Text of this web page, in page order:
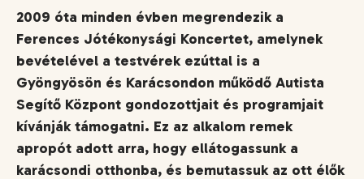
2009 óta minden évben megrendezik a
Ferences Jótékonysági Koncertet, amelynek
bevételével a testvérek ezúttal is a
Gyöngyösön és Karácsondon működő Autista
Segítő Központ gondozottjait és programjait
kívánják támogatni. Ez az alkalom remek
apropót adott arra, hogy ellátogassunk a
karácsondi otthonba, és bemutassuk az ott élők